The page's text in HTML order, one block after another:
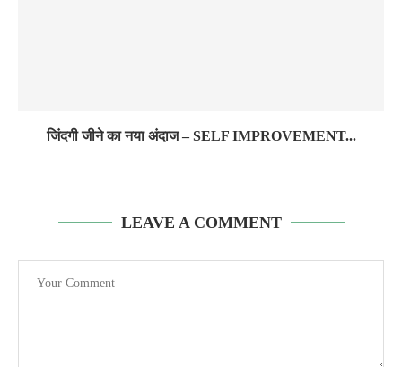
जिंदगी जीने का नया अंदाज – SELF IMPROVEMENT...
LEAVE A COMMENT